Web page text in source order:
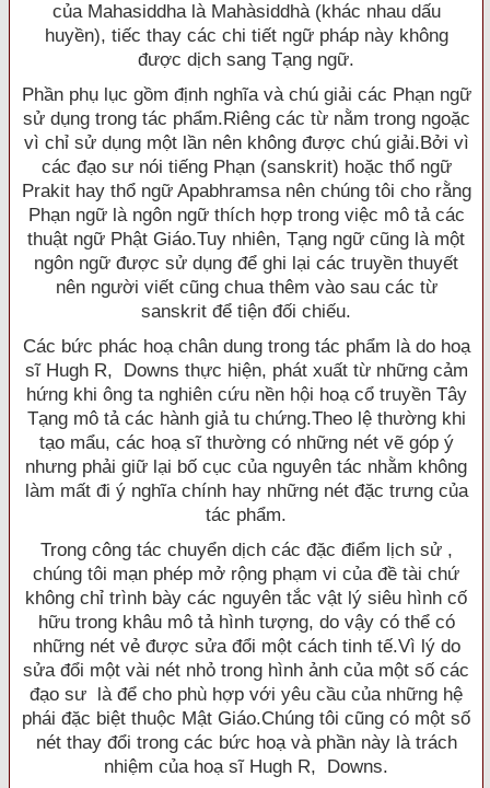
của Mahasiddha là Mahàsiddhà (khác nhau dấu
huyền), tiếc thay các chi tiết ngữ pháp này không
được dịch sang Tạng ngữ.
Phần phụ lục gồm định nghĩa và chú giải các Phạn ngữ
sử dụng trong tác phẩm.Riêng các từ nằm trong ngoặc
vì chỉ sử dụng một lần nên không được chú giải.Bởi vì
các đạo sư nói tiếng Phạn (sanskrit) hoặc thổ ngữ
Prakit hay thổ ngữ Apabhramsa nên chúng tôi cho rằng
Phạn ngữ là ngôn ngữ thích hợp trong việc mô tả các
thuật ngữ Phật Giáo.Tuy nhiên, Tạng ngữ cũng là một
ngôn ngữ được sử dụng để ghi lại các truyền thuyết
nên người viết cũng chua thêm vào sau các từ
sanskrit để tiện đối chiếu.
Các bức phác hoạ chân dung trong tác phẩm là do hoạ
sĩ Hugh R, Downs thực hiện, phát xuất từ những cảm
hứng khi ông ta nghiên cứu nền hội hoạ cổ truyền Tây
Tạng mô tả các hành giả tu chứng.Theo lệ thường khi
tạo mẩu, các hoạ sĩ thường có những nét vẽ góp ý
nhưng phải giữ lại bố cục của nguyên tác nhằm không
làm mất đi ý nghĩa chính hay những nét đặc trưng của
tác phẩm.
Trong công tác chuyển dịch các đặc điểm lịch sử ,
chúng tôi mạn phép mở rộng phạm vi của đề tài chứ
không chỉ trình bày các nguyên tắc vật lý siêu hình cố
hữu trong khâu mô tả hình tượng, do vậy có thể có
những nét vẻ được sửa đổi một cách tinh tế.Vì lý do
sửa đổi một vài nét nhỏ trong hình ảnh của một số các
đạo sư là để cho phù hợp với yêu cầu của những hệ
phái đặc biệt thuộc Mật Giáo.Chúng tôi cũng có một số
nét thay đổi trong các bức hoạ và phần này là trách
nhiệm của hoạ sĩ Hugh R, Downs.